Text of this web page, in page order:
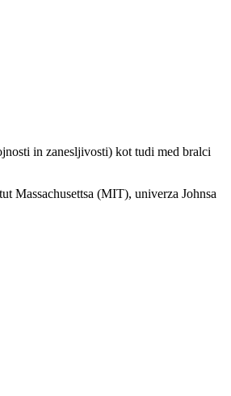
in zanesljivosti) kot tudi med bralci
Massachusettsa (MIT), univerza Johnsa